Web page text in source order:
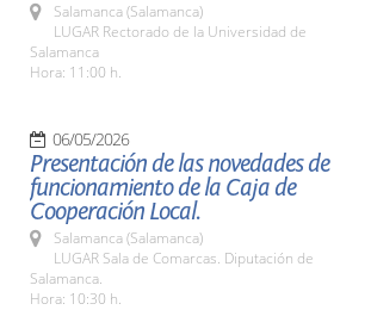
Salamanca (Salamanca)
LUGAR Rectorado de la Universidad de
Salamanca
Hora: 11:00 h.
06/05/2026
Presentación de las novedades de
funcionamiento de la Caja de
Cooperación Local.
Salamanca (Salamanca)
LUGAR Sala de Comarcas. Diputación de
Salamanca.
Hora: 10:30 h.